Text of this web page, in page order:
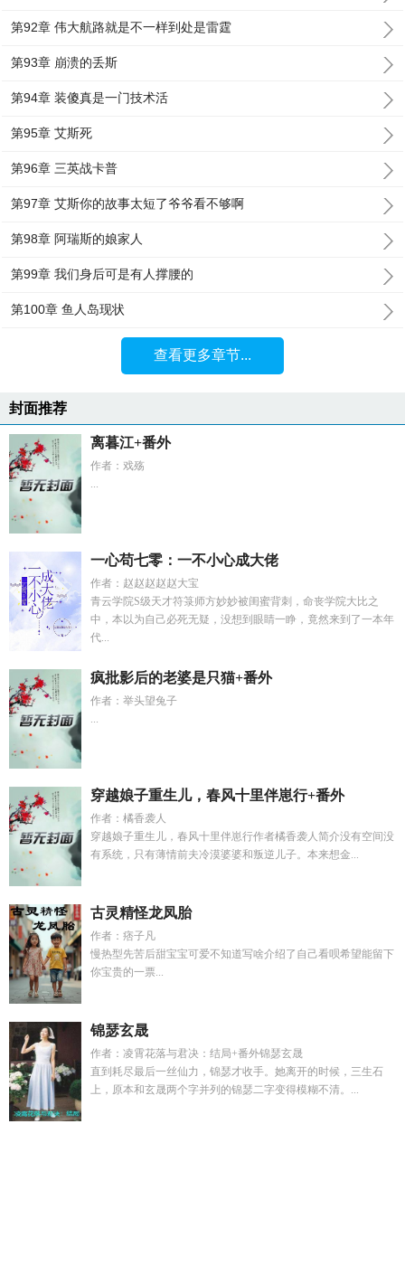
第92章 伟大航路就是不一样到处是雷霆
第93章 崩溃的丢斯
第94章 装傻真是一门技术活
第95章 艾斯死
第96章 三英战卡普
第97章 艾斯你的故事太短了爷爷看不够啊
第98章 阿瑞斯的娘家人
第99章 我们身后可是有人撑腰的
第100章 鱼人岛现状
查看更多章节...
封面推荐
离暮江+番外
作者：戏殇
...
一心苟七零：一不小心成大佬
作者：赵赵赵赵赵大宝
青云学院S级天才符箓师方妙妙被闺蜜背刺，命丧学院大比之
中，本以为自己必死无疑，没想到眼睛一睁，竟然来到了一本年
代...
疯批影后的老婆是只猫+番外
作者：举头望兔子
...
穿越娘子重生儿，春风十里伴崽行+番外
作者：橘香袭人
穿越娘子重生儿，春风十里伴崽行作者橘香袭人简介没有空间没
有系统，只有薄情前夫冷漠婆婆和叛逆儿子。本来想金...
古灵精怪龙凤胎
作者：痞子凡
慢热型先苦后甜宝宝可爱不知道写啥介绍了自己看呗希望能留下
你宝贵的一票...
锦瑟玄晟
作者：凌霄花落与君决：结局+番外锦瑟玄晟
直到耗尽最后一丝仙力，锦瑟才收手。她离开的时候，三生石
上，原本和玄晟两个字并列的锦瑟二字变得模糊不清。...